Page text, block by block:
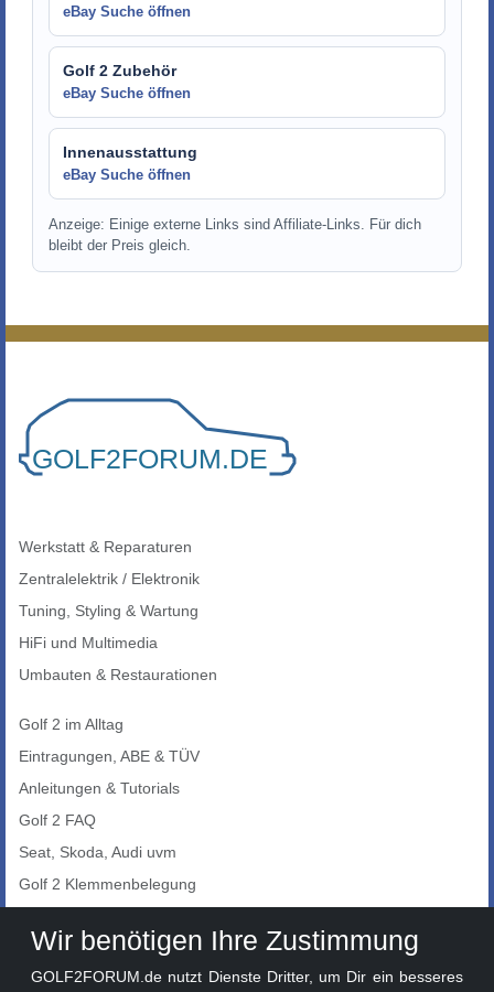
eBay Suche öffnen
Golf 2 Zubehör
eBay Suche öffnen
Innenausstattung
eBay Suche öffnen
Anzeige: Einige externe Links sind Affiliate-Links. Für dich
bleibt der Preis gleich.
Werkstatt & Reparaturen
Zentralelektrik / Elektronik
Tuning, Styling & Wartung
HiFi und Multimedia
Umbauten & Restaurationen
Golf 2 im Alltag
Eintragungen, ABE & TÜV
Anleitungen & Tutorials
Golf 2 FAQ
Seat, Skoda, Audi uvm
Golf 2 Klemmenbelegung
Auto-Showroom
Wir benötigen Ihre Zustimmung
GOLF2FORUM.de nutzt Dienste Dritter, um Dir ein besseres